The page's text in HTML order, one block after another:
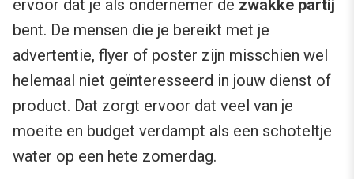
ervoor dat je als ondernemer de zwakke partij
bent. De mensen die je bereikt met je
advertentie, flyer of poster zijn misschien wel
helemaal niet geïnteresseerd in jouw dienst of
product. Dat zorgt ervoor dat veel van je
moeite en budget verdampt als een schoteltje
water op een hete zomerdag.